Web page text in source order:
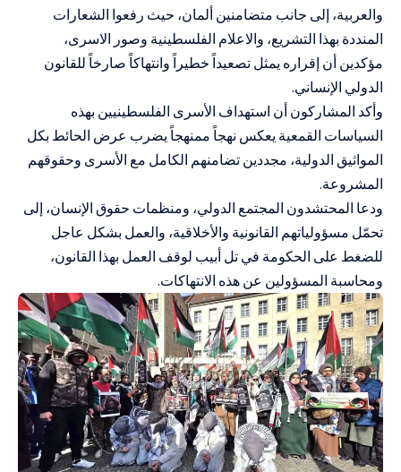
والعربية، إلى جانب متضامنين ألمان، حيث رفعوا الشعارات
المنددة بهذا التشريع، والاعلام الفلسطينية وصور الاسرى،
مؤكدين أن إقراره يمثل تصعيداً خطيراً وانتهاكاً صارخاً للقانون
الدولي الإنساني.
وأكد المشاركون أن استهداف الأسرى الفلسطينيين بهذه
السياسات القمعية يعكس نهجاً ممنهجاً يضرب عرض الحائط بكل
المواثيق الدولية، مجددين تضامنهم الكامل مع الأسرى وحقوقهم
المشروعة.
ودعا المحتشدون المجتمع الدولي، ومنظمات حقوق الإنسان، إلى
تحمّل مسؤولياتهم القانونية والأخلاقية، والعمل بشكل عاجل
للضغط على الحكومة في تل أبيب لوقف العمل بهذا القانون،
ومحاسبة المسؤولين عن هذه الانتهاكات.